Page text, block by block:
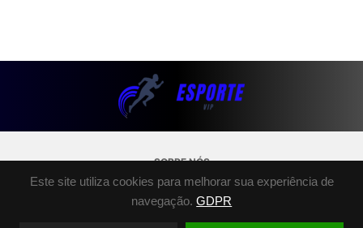
Este site utiliza cookies para melhorar sua experiência de
navegação. GDPR
SOBRE NÓS
POLÍTICA DE PRIVACIDADE
TERMOS E CONDIÇÕES
FALE CONOSCO